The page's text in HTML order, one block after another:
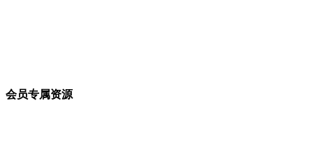
会员专属资源